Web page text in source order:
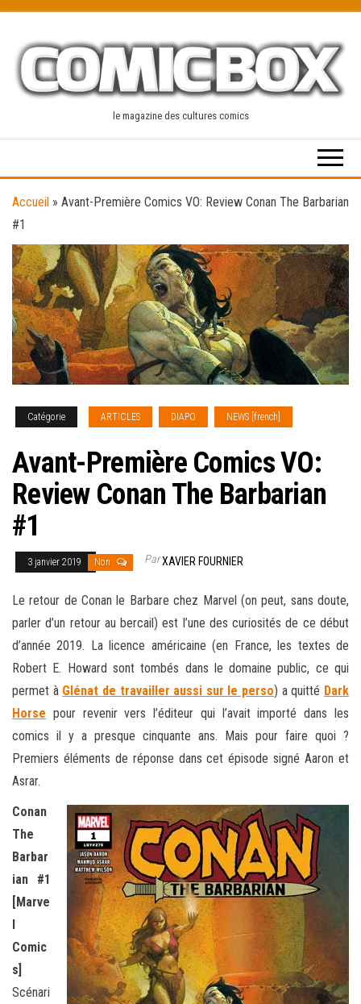
content
le magazine des cultures comics
Accueil » Avant-Première Comics VO: Review Conan The Barbarian
#1
Catégorie ARTICLES DIAPO NEWS [french]
Avant-Première Comics VO:
Review Conan The Barbarian
#1
3 janvier 2019 Non ParXAVIER FOURNIER
Le retour de Conan le Barbare chez Marvel (on peut, sans doute,
parler d’un retour au bercail) est l’une des curiosités de ce début
d’année 2019. La licence américaine (en France, les textes de
Robert E. Howard sont tombés dans le domaine public, ce qui
permet à Glénat de travailler aussi sur le perso) a quitté Dark
Horse pour revenir vers l’éditeur qui l’avait importé dans les
comics il y a presque cinquante ans. Mais pour faire quoi ?
Premiers éléments de réponse dans cet épisode signé Aaron et
Asrar.
Conan
The
Barbar
ian #1
[Marve
l
Comic
s]
Scénari